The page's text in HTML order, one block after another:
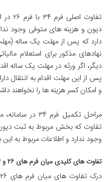
دیون و هزینه های متوفی وجود
نهادهای مذکور برای استعلام
و امکان کسر هزینه ها را نخواهند
تفاوت که بخش مربوط به ثبت
وجود ندارد و اطلاعات مربوط به
تفاوت های کلیدی میان فرم های ۲۶ و ۳۴ مالیات بر ارث